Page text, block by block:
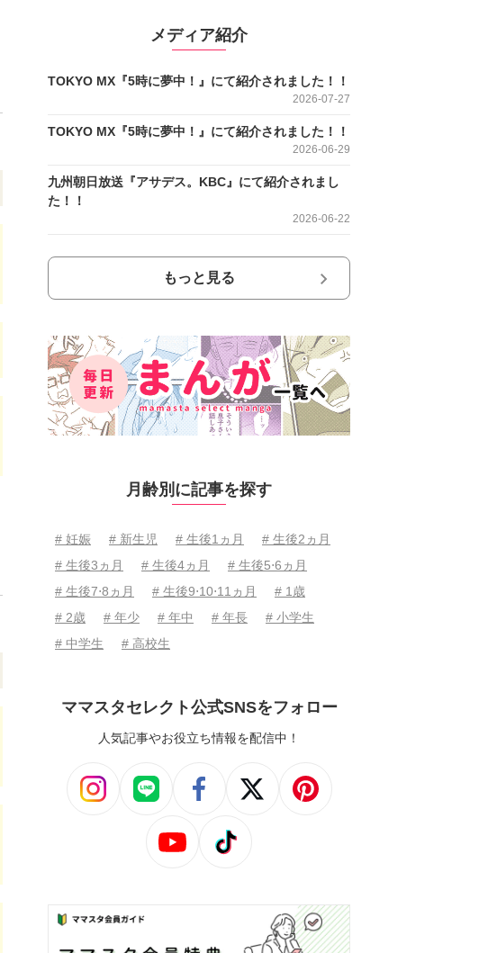
メディア紹介
TOKYO MX『5時に夢中！』にて紹介されました！！
2026-07-27
TOKYO MX『5時に夢中！』にて紹介されました！！
2026-06-29
九州朝日放送『アサデス。KBC』にて紹介されまし
た！！
2026-06-22
もっと見る
月齢別に記事を探す
# 妊娠 # 新生児 # 生後1ヵ月
# 生後2ヵ月
# 生後3ヵ月
# 生後4ヵ月
# 生後5⋅6ヵ月
# 生後7⋅8ヵ月
# 生後9⋅10⋅11ヵ月
# 1歳
# 2歳
# 年少 # 年中 # 年長
# 小学生
# 中学生
# 高校生
ママスタセレクト公式SNSをフォロー
人気記事やお役立ち情報を配信中！